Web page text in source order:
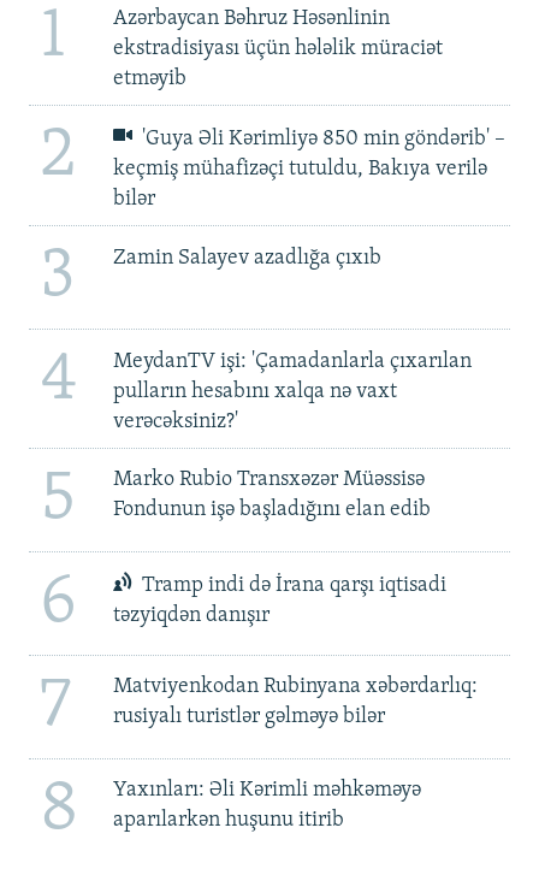
1
Azərbaycan Bəhruz Həsənlinin
ekstradisiyası üçün hələlik müraciət
etməyib
2
'Guya Əli Kərimliyə 850 min göndərib' –
keçmiş mühafizəçi tutuldu, Bakıya verilə
bilər
3 Zamin Salayev azadlığa çıxıb
4
MeydanTV işi: 'Çamadanlarla çıxarılan
pulların hesabını xalqa nə vaxt
verəcəksiniz?'
5
Marko Rubio Transxəzər Müəssisə
Fondunun işə başladığını elan edib
6
Tramp indi də İrana qarşı iqtisadi
təzyiqdən danışır
7
Matviyenkodan Rubinyana xəbərdarlıq:
rusiyalı turistlər gəlməyə bilər
8
Yaxınları: Əli Kərimli məhkəməyə
aparılarkən huşunu itirib